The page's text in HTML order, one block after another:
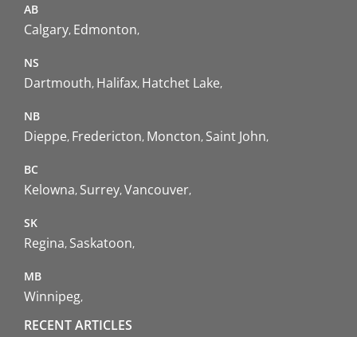
AB
Calgary Edmonton
NS
Dartmouth Halifax Hatchet Lake
NB
Dieppe Fredericton Moncton Saint John
BC
Kelowna Surrey Vancouver
SK
Regina Saskatoon
MB
Winnipeg
RECENT ARTICLES